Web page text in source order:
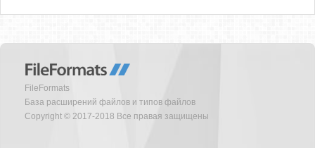
FileFormats
База расширений файлов и типов файлов
Copyright © 2017-2018 Все правая защищены